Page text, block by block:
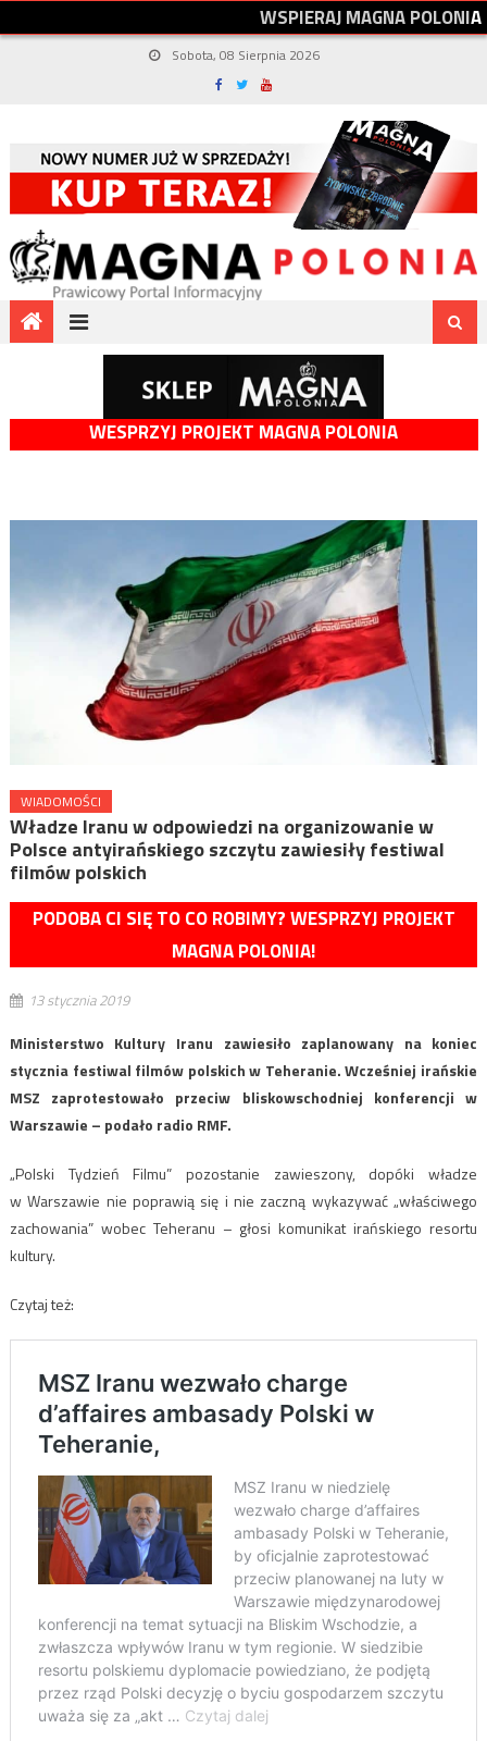
WSPIERAJMAGNAPOLONIA
Sobota, 08 Sierpnia 2026
WESPRZYJ PROJEKT MAGNA POLONIA
WIADOMOŚCI
Władze Iranu w odpowiedzi na organizowanie w
Polsce antyirańskiego szczytu zawiesiły festiwal
filmów polskich
PODOBA CI SIĘ TO CO ROBIMY? WESPRZYJ PROJEKT
MAGNA POLONIA!
13 stycznia 2019
Ministerstwo Kultury Iranu zawiesiło zaplanowany na koniec
stycznia festiwal filmów polskich w Teheranie. Wcześniej irańskie
MSZ zaprotestowało przeciw bliskowschodniej konferencji w
Warszawie – podało radio RMF.
„Polski Tydzień Filmu” pozostanie zawieszony, dopóki władze
w Warszawie nie poprawią się i nie zaczną wykazywać „właściwego
zachowania” wobec Teheranu – głosi komunikat irańskiego resortu
kultury.
Czytaj też: